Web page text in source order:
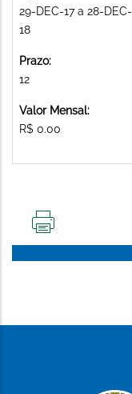
29-DEC-17 a 28-DEC-
18
Prazo:
12
Valor Mensal:
R$ 0.00
PÁGINA